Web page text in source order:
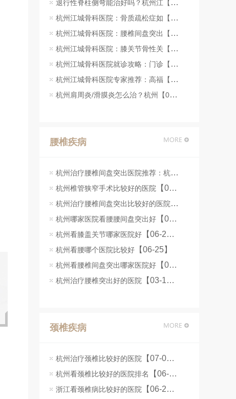
退行性脊柱侧弯能治好吗？杭州江【07-23】
杭州江城骨科医院：骨质疏松症如【07-23】
杭州江城骨科医院：腰椎间盘突出【07-23】
杭州江城骨科医院：膝关节骨性关【07-23】
杭州江城骨科医院就诊攻略：门诊【07-22】
杭州江城骨科医院专家推荐：高福【07-22】
杭州肩周炎/滑膜炎怎么治？杭州【07-22】
腰椎疾病
杭州治疗腰椎间盘突出医院推荐：杭州江城骨科医院脊柱微创手术解析
杭州椎管狭窄手术比较好的医院 【07-08】
杭州治疗腰椎间盘突出比较好的医院
【07-07】
杭州哪家医院看腰腰间盘突出好 【06-26】
杭州看膝盖关节哪家医院好 【06-25】
杭州看腰哪个医院比较好 【06-25】
杭州看腰椎间盘突出哪家医院好 【06-25】
杭州治疗腰椎突出好的医院 【03-16】
颈椎疾病
杭州治疗颈椎比较好的医院 【07-07】
杭州看颈椎比较好的医院排名 【06-25】
浙江看颈椎病比较好的医院 【06-24】